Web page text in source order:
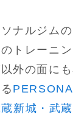
ナルジム
トレーニ
外の面に
新城・武